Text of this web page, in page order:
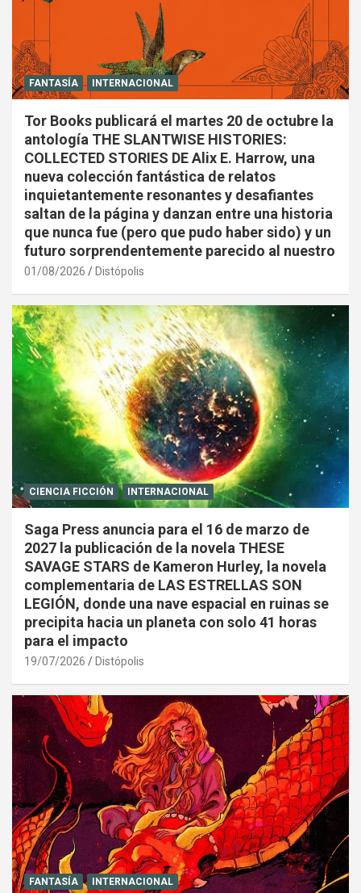
FANTASÍA INTERNACIONAL
Tor Books publicará el martes 20 de octubre la
antología THE SLANTWISE HISTORIES:
COLLECTED STORIES DE Alix E. Harrow, una
nueva colección fantástica de relatos
inquietantemente resonantes y desafiantes
saltan de la página y danzan entre una historia
que nunca fue (pero que pudo haber sido) y un
futuro sorprendentemente parecido al nuestro
01/08/2026 Distópolis
CIENCIA FICCIÓN INTERNACIONAL
Saga Press anuncia para el 16 de marzo de
2027 la publicación de la novela THESE
SAVAGE STARS de Kameron Hurley, la novela
complementaria de LAS ESTRELLAS SON
LEGIÓN, donde una nave espacial en ruinas se
precipita hacia un planeta con solo 41 horas
para el impacto
19/07/2026 Distópolis
FANTASÍA INTERNACIONAL